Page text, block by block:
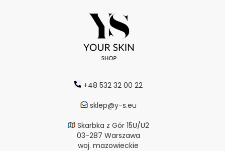
+48 532 32 00 22
sklep@y-s.eu
Skarbka z Gór 15U/U2
03-287 Warszawa
woj. mazowieckie